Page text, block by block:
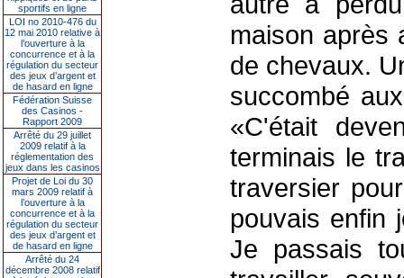
sportifs en ligne
LOI no 2010-476 du
12 mai 2010 relative à
l’ouverture à la
concurrence et à la
régulation du secteur
des jeux d’argent et
de hasard en ligne
Fédération Suisse
des Casinos -
Rapport 2009
Arrêté du 29 juillet
2009 relatif à la
réglementation des
jeux dans les casinos
Projet de Loi du 30
mars 2009 relatif à
l’ouverture à la
concurrence et à la
régulation du secteur
des jeux d’argent et
de hasard en ligne
Arrêté du 24
décembre 2008 relatif
maison après
de chevaux.
succombé
«C'était
terminais le
traversier
pouvais enfin
Je passais